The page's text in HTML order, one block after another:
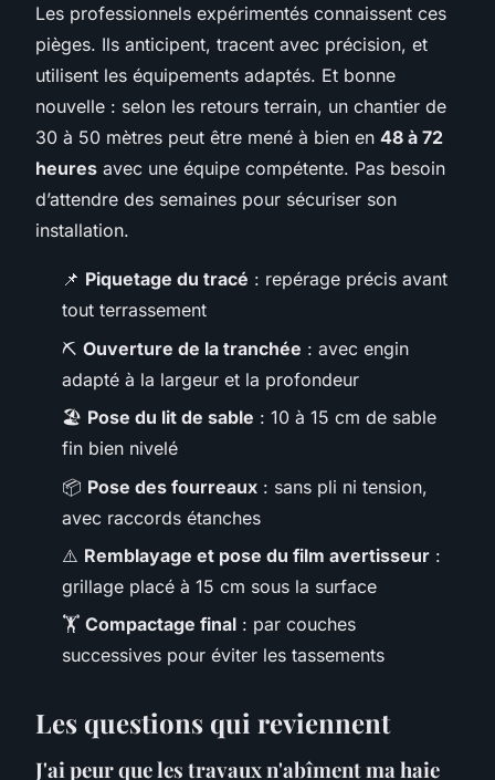
Les professionnels expérimentés connaissent ces
pièges. Ils anticipent, tracent avec précision, et
utilisent les équipements adaptés. Et bonne
nouvelle : selon les retours terrain, un chantier de
30 à 50 mètres peut être mené à bien en 48 à 72
heures avec une équipe compétente. Pas besoin
d’attendre des semaines pour sécuriser son
installation.
📌 Piquetage du tracé : repérage précis avant
tout terrassement
⛏️ Ouverture de la tranchée : avec engin
adapté à la largeur et la profondeur
🏖️ Pose du lit de sable : 10 à 15 cm de sable
fin bien nivelé
📦 Pose des fourreaux : sans pli ni tension,
avec raccords étanches
⚠️ Remblayage et pose du film avertisseur :
grillage placé à 15 cm sous la surface
🏋️ Compactage final : par couches
successives pour éviter les tassements
Les questions qui reviennent
J'ai peur que les travaux n'abîment ma haie